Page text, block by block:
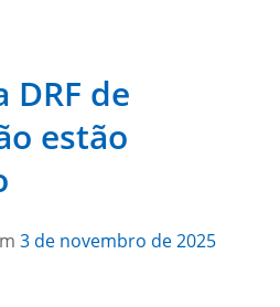
DRF de
estão
3 de novembro de 2025